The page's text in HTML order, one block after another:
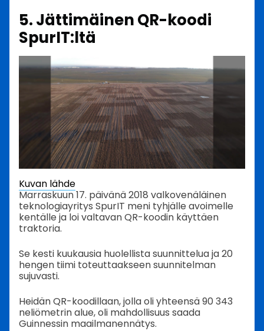
5. Jättimäinen QR-koodi
SpurIT:ltä
Kuvan lähde
Marraskuun 17. päivänä 2018 valkovenäläinen
teknologiayritys SpurIT meni tyhjälle avoimelle
kentälle ja loi valtavan QR-koodin käyttäen
traktoria.
Se kesti kuukausia huolellista suunnittelua ja 20
hengen tiimi toteuttaakseen suunnitelman
sujuvasti.
Heidän QR-koodillaan, jolla oli yhteensä 90 343
neliömetrin alue, oli mahdollisuus saada
Guinnessin maailmanennätys.